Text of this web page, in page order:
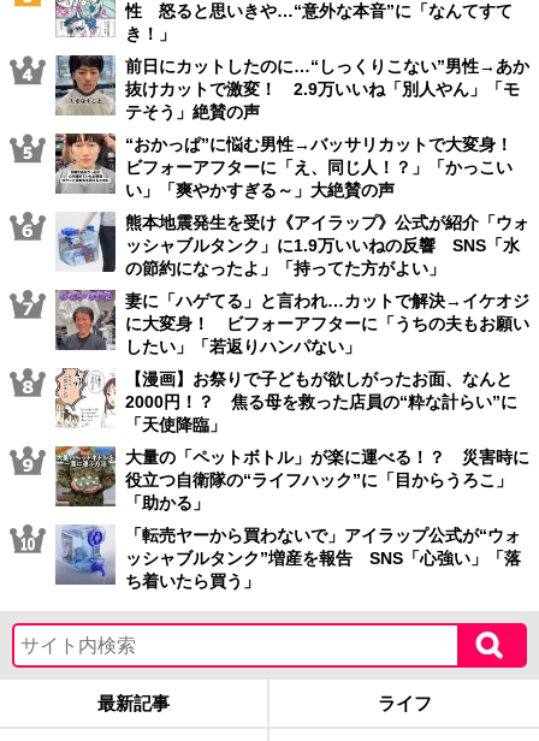
性 怒ると思いきや…“意外な本音”に「なんてすて
き！」
前日にカットしたのに…“しっくりこない”男性→あか
抜けカットで激変！ 2.9万いいね「別人やん」「モ
テそう」絶賛の声
“おかっぱ”に悩む男性→バッサリカットで大変身！
ビフォーアフターに「え、同じ人！？」「かっこい
い」「爽やかすぎる～」大絶賛の声
熊本地震発生を受け《アイラップ》公式が紹介「ウォ
ッシャブルタンク」に1.9万いいねの反響 SNS「水
の節約になったよ」「持ってた方がよい」
妻に「ハゲてる」と言われ…カットで解決→イケオジ
に大変身！ ビフォーアフターに「うちの夫もお願い
したい」「若返りハンパない」
【漫画】お祭りで子どもが欲しがったお面、なんと
2000円！？ 焦る母を救った店員の“粋な計らい”に
「天使降臨」
大量の「ペットボトル」が楽に運べる！？ 災害時に
役立つ自衛隊の“ライフハック”に「目からうろこ」
「助かる」
「転売ヤーから買わないで」アイラップ公式が“ウォ
ッシャブルタンク”増産を報告 SNS「心強い」「落
ち着いたら買う」
最新記事 ライフ